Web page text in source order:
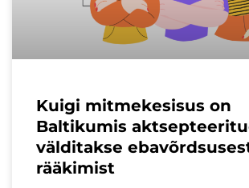
Kuigi mitmekesisus on
Baltikumis
välditakse
rääkimist